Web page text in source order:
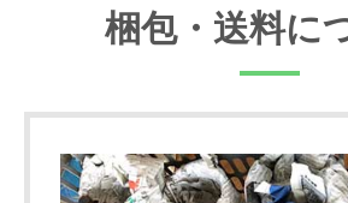
梱包・送料に